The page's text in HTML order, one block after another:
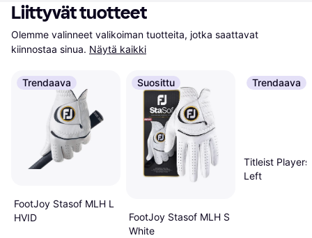
Liittyvät tuotteet
Olemme valinneet valikoiman tuotteita, jotka saattavat
kiinnostaa sinua. Näytä kaikki
Trendaava
FootJoy Stasof MLH L
HVID
Suosittu
FootJoy Stasof MLH S
White
Trendaava
Titleist Players
Left